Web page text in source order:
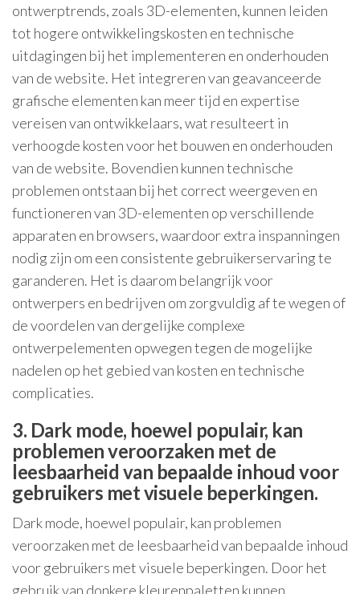
ontwerptrends, zoals 3D-elementen, kunnen leiden
tot hogere ontwikkelingskosten en technische
uitdagingen bij het implementeren en onderhouden
van de website. Het integreren van geavanceerde
grafische elementen kan meer tijd en expertise
vereisen van ontwikkelaars, wat resulteert in
verhoogde kosten voor het bouwen en onderhouden
van de website. Bovendien kunnen technische
problemen ontstaan bij het correct weergeven en
functioneren van 3D-elementen op verschillende
apparaten en browsers, waardoor extra inspanningen
nodig zijn om een consistente gebruikerservaring te
garanderen. Het is daarom belangrijk voor
ontwerpers en bedrijven om zorgvuldig af te wegen of
de voordelen van dergelijke complexe
ontwerpelementen opwegen tegen de mogelijke
nadelen op het gebied van kosten en technische
complicaties.
3. Dark mode, hoewel populair, kan
problemen veroorzaken met de
leesbaarheid van bepaalde inhoud voor
gebruikers met visuele beperkingen.
Dark mode, hoewel populair, kan problemen
veroorzaken met de leesbaarheid van bepaalde inhoud
voor gebruikers met visuele beperkingen. Door het
gebruik van donkere kleurenpaletten kunnen